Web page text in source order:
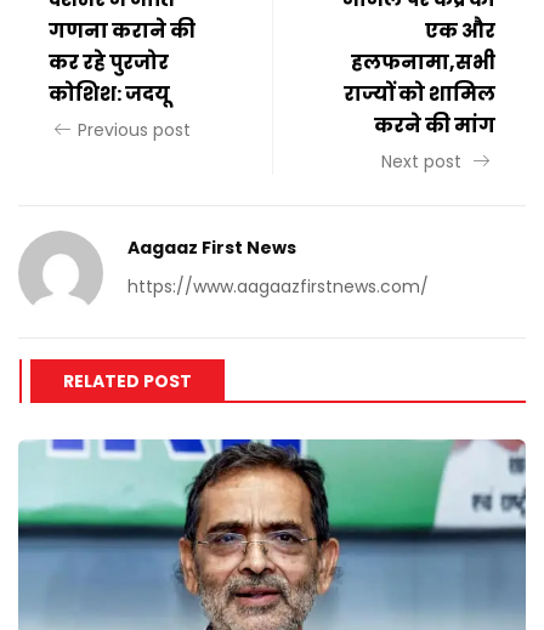
गणना कराने की
कर रहे पुरजोर
कोशिश: जदयू
Previous post
एक और
हलफनामा,सभी
राज्यों को शामिल
करने की मांग
Next post
Aagaaz First News
https://www.aagaazfirstnews.com/
RELATED POST